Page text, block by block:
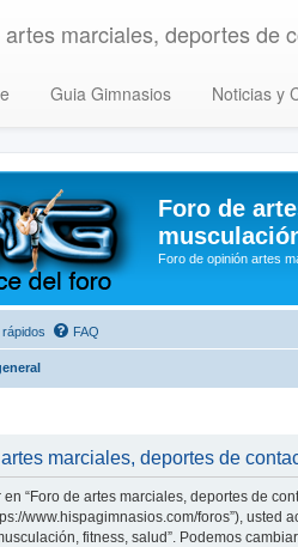
artes marciales, deportes de
Guia Gimnasios Noticias y
Foro de
Foro de opinión artes
FAQ
marciales, deportes de
“Foro de artes marciales, deportes de
www.hispagimnasios.com/foros”),
fitness, salud”. Podemos